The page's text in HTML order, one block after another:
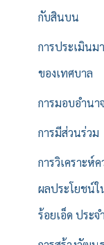
กับสินบน
การประเมินม
ของเทศบาล
การมอบอำน
การมีส่วนร่วม
การวิเคราะห์
ผลประโยชน์ใ
ร้อยเอ็ด ประจ